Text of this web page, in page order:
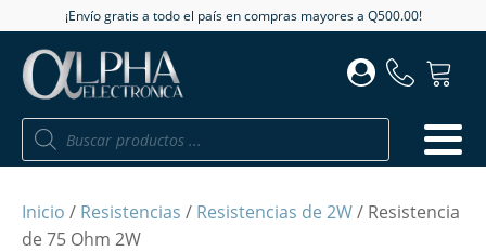
¡Envío gratis a todo el país en compras mayores a Q500.00!
Búsqueda
productos
Inicio / Resistencias / Resistencias de 2W/ Resistencia
de 75 Ohm 2W